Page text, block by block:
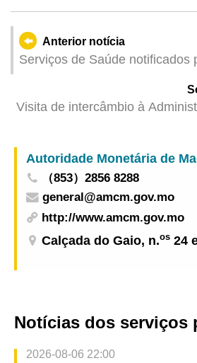
Anterior notícia
Serviços de Saúde notificados
Visita de intercâmbio à
Previsão de Ambiente Marítimo
Autoridade Monetária de
（853）2856 8288
general@amcm.gov.mo
http://www.amcm.gov.mo
Calçada do Gaio, n.os 24
Notícias dos serviços
2026-08-06 22:00